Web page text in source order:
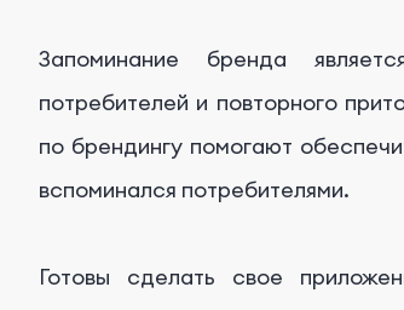
Запоминание бренда
потребителей и повторного
по брендингу помогают
вспоминался потребителями.
Готовы сделать свое